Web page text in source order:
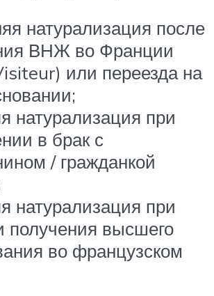
натурализация после
ВНЖ во Франции
или переезда на
натурализация при
в брак с
/ гражданкой
натурализация при
получения высшего
во французском